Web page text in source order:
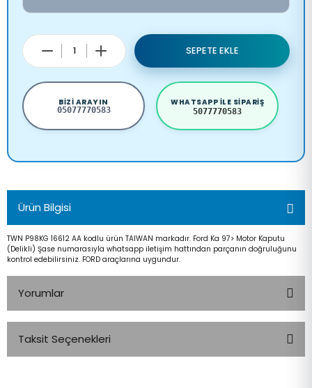
SEPETE EKLE
BIZI ARAYIN
05077770583
WHATSAPP ILE SIPARIŞ
5077770583
Ürün Bilgisi
TWN P98KG 16612 AA kodlu ürün TAIWAN markadır. Ford Ka 97> Motor Kaputu
(Delikli) Şase numarasıyla whatsapp iletişim hattından parçanın doğruluğunu
kontrol edebilirsiniz. FORD araçlarına uygundur.
Yorumlar
Taksit Seçenekleri